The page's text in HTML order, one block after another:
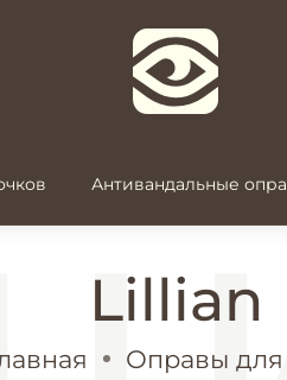
Антивандальные
Lillian
Оправы для